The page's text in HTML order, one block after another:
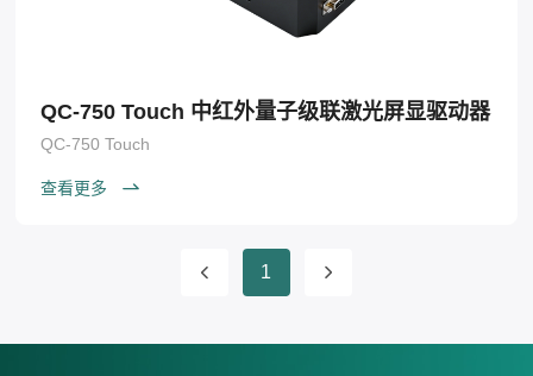
QC-750 Touch 中红外量子级联激光屏显驱动器
QC-750 Touch
查看更多
1